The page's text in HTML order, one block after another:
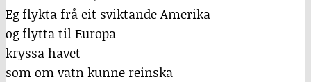
Eg flykta frå eit sviktande Amerika
og flytta til Europa
kryssa havet
som om vatn kunne reinska